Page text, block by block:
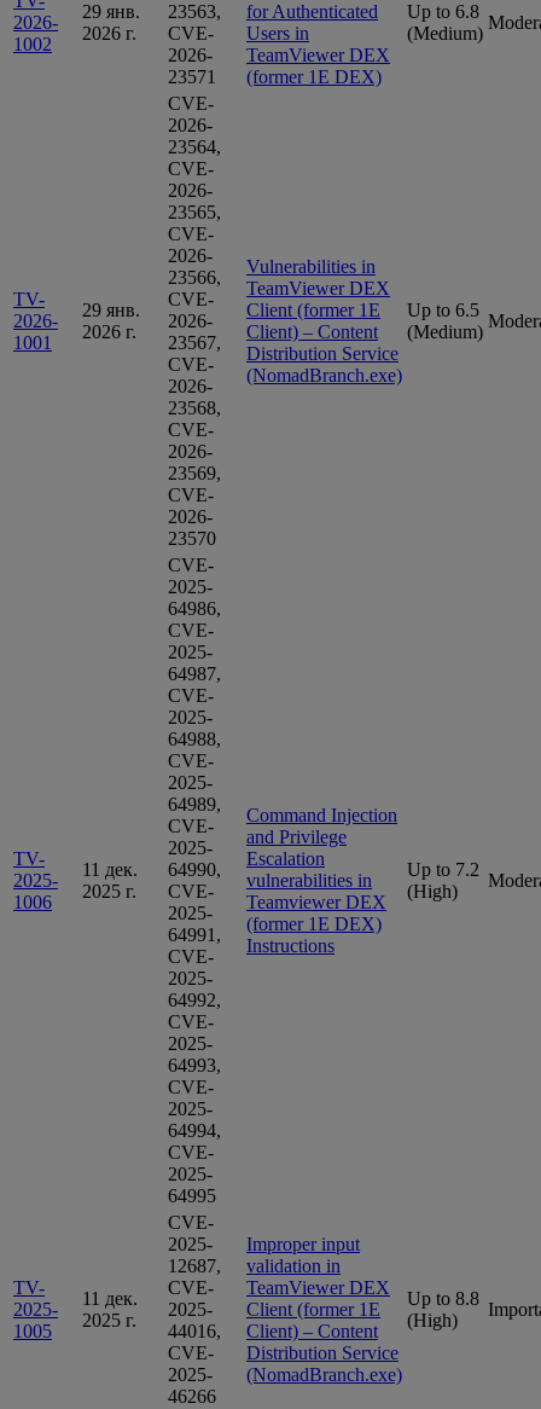
2026-
1002
29 янв.
2026 г.
23563,
CVE-
2026-
23571
for Authenticated
Users in
TeamViewer DEX
(former 1E DEX)
Up to 6.8
(Medium)
TV-
2026-
1001
29 янв.
2026 г.
CVE-
2026-
23564,
CVE-
2026-
23565,
CVE-
2026-
23566,
CVE-
2026-
23567,
CVE-
2026-
23568,
CVE-
2026-
23569,
CVE-
2026-
23570
Vulnerabilities in
TeamViewer DEX
Client (former 1E
Client) – Content
Distribution Service
(NomadBranch.exe)
Up to 6.5
(Medium)
TV-
2025-
1006
11 дек.
2025 г.
CVE-
2025-
64986,
CVE-
2025-
64987,
CVE-
2025-
64988,
CVE-
2025-
64989,
CVE-
2025-
64990,
CVE-
2025-
64991,
CVE-
2025-
64992,
CVE-
2025-
64993,
CVE-
2025-
64994,
CVE-
2025-
64995
Command Injection
and Privilege
Escalation
vulnerabilities in
Teamviewer DEX
(former 1E DEX)
Instructions
Up to 7.2
(High)
TV-
2025-
1005
11 дек.
2025 г.
CVE-
2025-
12687,
CVE-
2025-
44016,
CVE-
2025-
46266
Improper input
validation in
TeamViewer DEX
Client (former 1E
Client) – Content
Distribution Service
(NomadBranch.exe)
Up to 8.8
(High)